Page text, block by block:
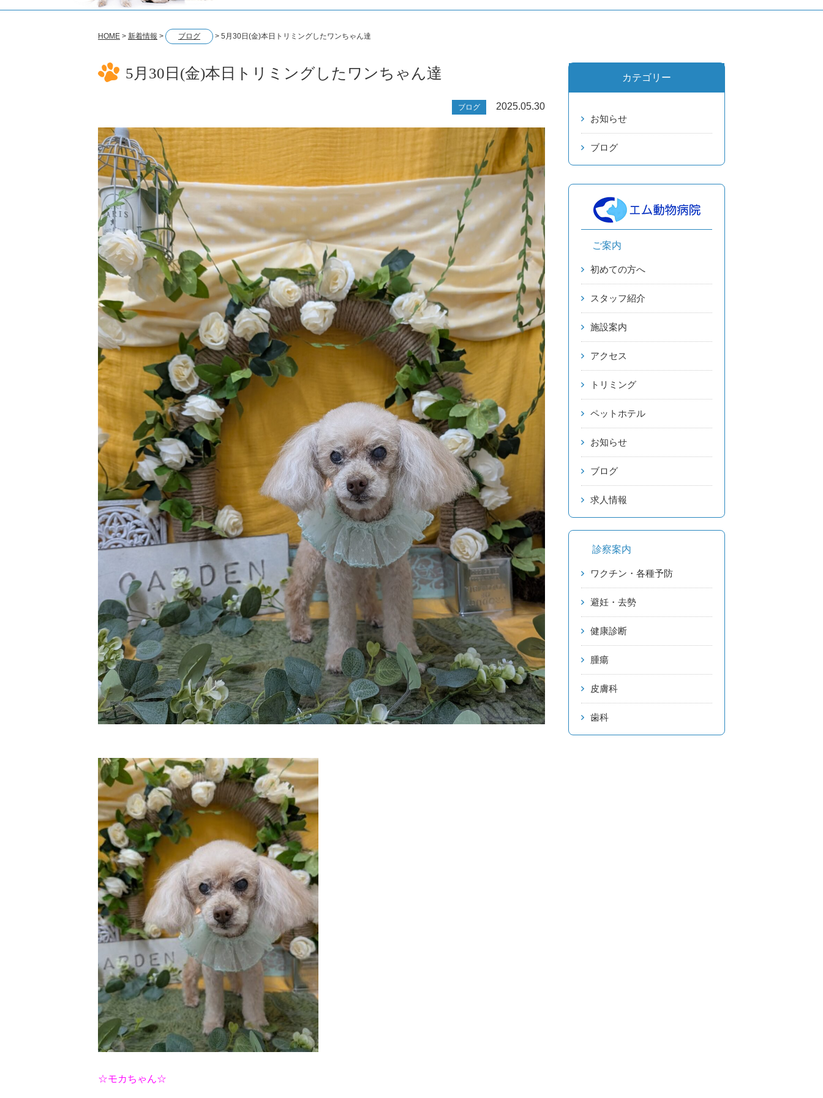
HOME > 新着情報 > ブログ > 5月30日(金)本日トリミングしたワンちゃん達
5月30日(金)本日トリミングしたワンちゃん達
ブログ 2025.05.30
☆モカちゃん☆
カテゴリー
お知らせ
ブログ
ご案内
初めての方へ
スタッフ紹介
施設案内
アクセス
トリミング
ペットホテル
お知らせ
ブログ
求人情報
診察案内
ワクチン・各種予防
避妊・去勢
健康診断
腫瘍
皮膚科
歯科